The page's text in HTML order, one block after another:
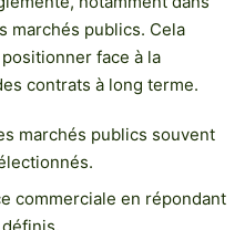
marchés publics. Cela
face à la
contrats à long terme.
marchés publics souvent
commerciale en répondant